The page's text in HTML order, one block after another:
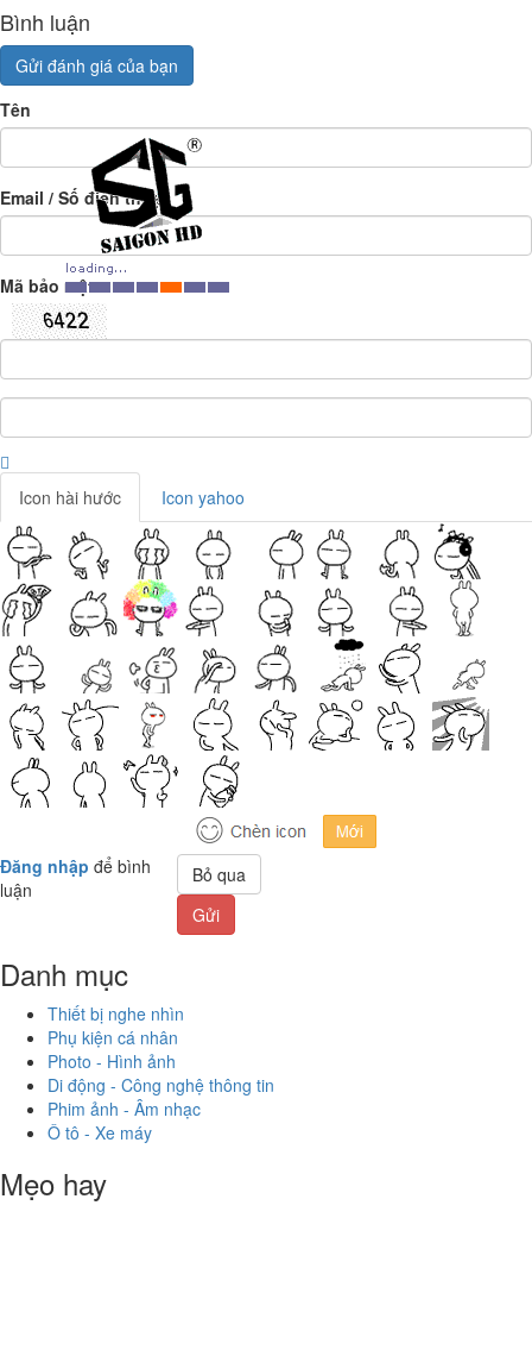
Bình luận
Gửi đánh giá của bạn
Tên
Email / Số điện thoại
Mã bảo mật
Icon hài hước Icon yahoo
Đăng nhập để bình
luận
Bỏ qua
Gửi
Danh mục
Thiết bị nghe nhìn
Phụ kiện cá nhân
Photo - Hình ảnh
Di động - Công nghệ thông tin
Phim ảnh - Âm nhạc
Ô tô - Xe máy
Mẹo hay